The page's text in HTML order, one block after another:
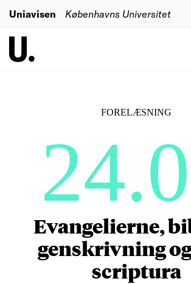
Uniavisen Københavns Universitet
FORELÆSNING
Evangelierne,
genskrivning
scriptura